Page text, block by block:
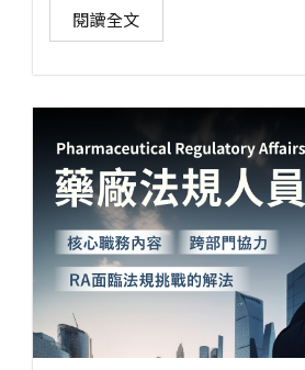
閱讀全文